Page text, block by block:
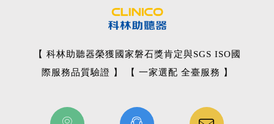
【 科林助聽器榮獲國家磐石獎肯定與SGS ISO國
際服務品質驗證 】 【 一家選配 全臺服務 】